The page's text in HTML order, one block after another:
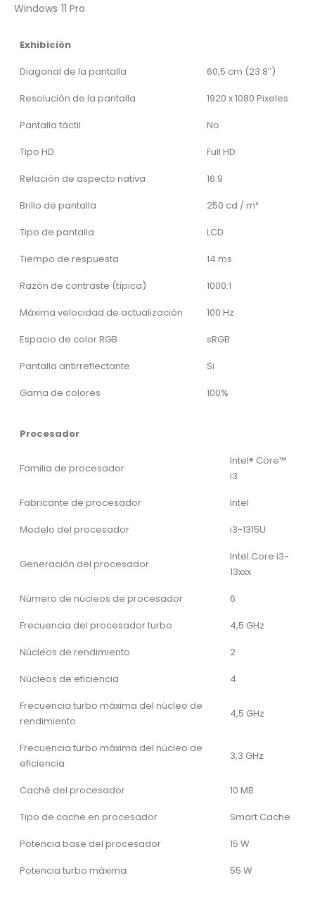
Windows 11 Pro
Exhibición
Diagonal de la pantalla
60,5 cm (23.8″)
Resolución de la pantalla
1920 x 1080 Pixeles
Pantalla táctil
No
Tipo HD
Full HD
Relación de aspecto nativa
16:9
Brillo de pantalla
250 cd / m²
Tipo de pantalla
LCD
Tiempo de respuesta
14 ms
Razón de contraste (típica)
1000:1
Máxima velocidad de actualización
100 Hz
Espacio de color RGB
sRGB
Pantalla antirreflectante
Si
Gama de colores
100%
Procesador
Familia de procesador
Intel® Core™
i3
Fabricante de procesador
Intel
Modelo del procesador
i3-1315U
Generación del procesador
Intel Core i3-
13xxx
Número de núcleos de procesador
6
Frecuencia del procesador turbo
4,5 GHz
Núcleos de rendimiento
2
Núcleos de eficiencia
4
Frecuencia turbo máxima del núcleo de
rendimiento
4,5 GHz
Frecuencia turbo máxima del núcleo de
eficiencia
3,3 GHz
Caché del procesador
10 MB
Tipo de cache en procesador
Smart Cache
Potencia base del procesador
15 W
Potencia turbo máxima
55 W